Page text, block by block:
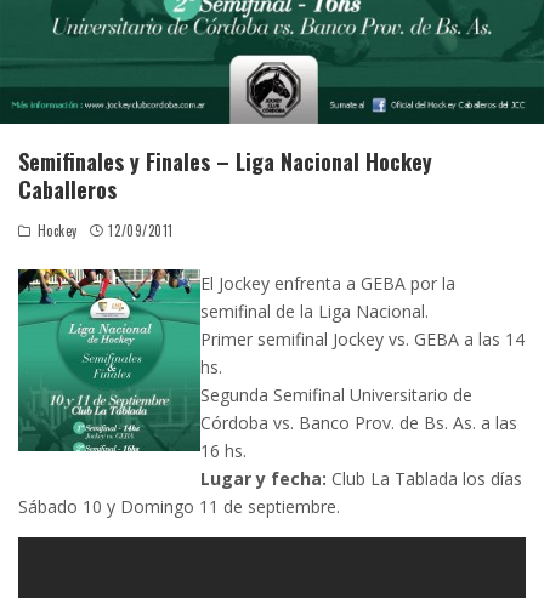
Semifinales y Finales – Liga Nacional Hockey
Caballeros
Hockey 12/09/2011
El Jockey enfrenta a GEBA por la
semifinal de la Liga Nacional.
Primer semifinal Jockey vs. GEBA a las 14
hs.
Segunda Semifinal Universitario de
Córdoba vs. Banco Prov. de Bs. As. a las
16 hs.
Lugar y fecha: Club La Tablada los días
Sábado 10 y Domingo 11 de septiembre.